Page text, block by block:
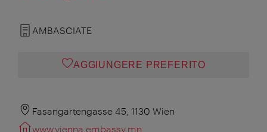
AMBASCIATE
AGGIUNGERE PREFERITO
Fasangartengasse 45, 1130 Wien
www.vienna.embassy.mn